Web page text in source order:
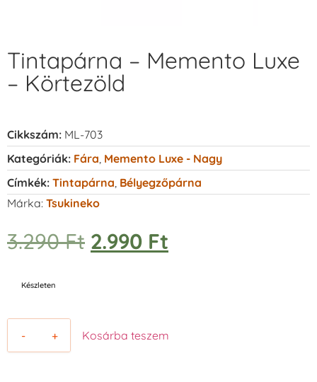
Tintapárna – Memento Luxe
– Körtezöld
Cikkszám: ML-703
Kategóriák: Fára Memento Luxe - Nagy
Címkék: Tintapárna Bélyegzőpárna
Márka: Tsukineko
3.290Ft 2.990 Ft
Készleten
- + Kosárba teszem